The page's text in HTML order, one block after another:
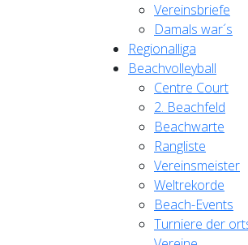
Vereinsbriefe
Damals war´s
Regionalliga
Beachvolleyball
Centre Court
2. Beachfeld
Beachwarte
Rangliste
Vereinsmeister
Weltrekorde
Beach-Events
Turniere der